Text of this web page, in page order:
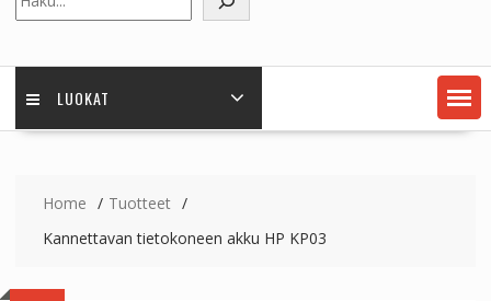
LUOKAT
Home
Tuotteet
Kannettavan tietokoneen akku HP KP03